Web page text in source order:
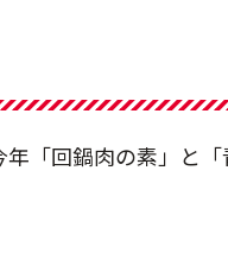
「回鍋肉の素」と